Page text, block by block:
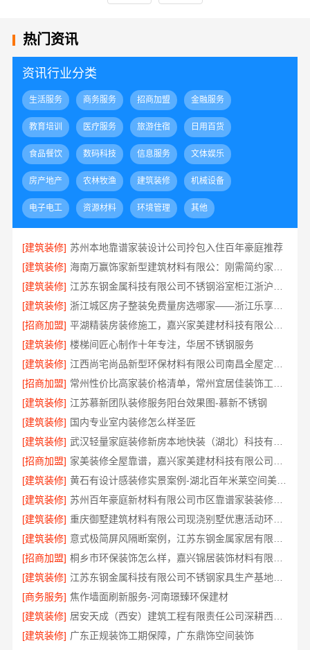
热门资讯
资讯行业分类
生活服务 商务服务 招商加盟 金融服务
教育培训 医疗服务 旅游住宿 日用百货
食品餐饮 数码科技 信息服务 文体娱乐
房产地产 农林牧渔 建筑装修 机械设备
电子电工 资源材料 环境管理 其他
[建筑装修] 苏州本地靠谱家装设计公司拎包入住百年豪庭推荐
[建筑装修]
[建筑装修]
[建筑装修]
浙江城区房子整装免费量房选哪家——浙江乐享新材料有限公司
[招商加盟]
平湖精装房装修施工，嘉兴家美建材科技有限公司专业可靠
[建筑装修] 楼梯间匠心制作十年专注，华居不锈钢服务
[建筑装修]
[招商加盟]
[建筑装修] 江苏慕新团队装修服务阳台效果图-慕新不锈钢
[建筑装修] 国内专业室内装修怎么样圣匠
[建筑装修]
[招商加盟]
[建筑装修]
黄石有设计感装修实景案例-湖北百年米莱空间美学装饰材料有限公司
[建筑装修]
苏州百年豪庭新材料有限公司市区靠谱家装装修多少钱拎包入住
[建筑装修]
重庆御墅建筑材料有限公司现浇别墅优惠活动环保材料
[建筑装修]
[招商加盟]
[建筑装修]
[商务服务] 焦作墙面刷新服务-河南璟臻环保建材
[建筑装修]
[建筑装修] 广东正规装饰工期保障，广东鼎饰空间装饰